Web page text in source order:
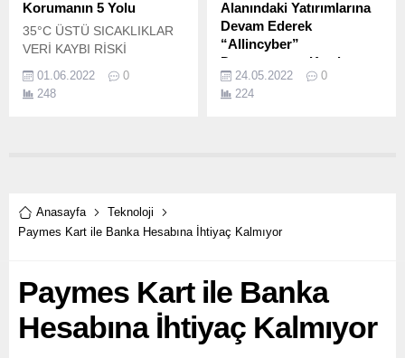
Korumanın 5 Yolu
35°C ÜSTÜ SICAKLIKLAR
VERİ KAYBI RİSKİ
anda ısınmasıyla birlikte tatil
planları yapılmaya başlandı.
01.06.2022
0
248
Alanındaki Yatırımlarına
Devam Ederek
“Allincyber”
Depertmanını Kurdu
Her 15 saniyede bir siber
saldırı düzenlendiği
24.05.2022
0
224
Anasayfa
Teknoloji
Paymes Kart ile Banka Hesabına İhtiyaç Kalmıyor
Paymes Kart ile Banka
Hesabına İhtiyaç Kalmıyor